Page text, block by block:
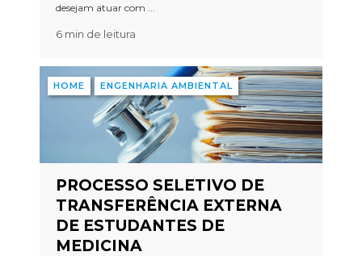
desejam atuar com ...
6 min de leitura
HOME ENGENHARIA AMBIENTAL
PROCESSO SELETIVO DE
TRANSFERÊNCIA EXTERNA
DE ESTUDANTES DE
MEDICINA